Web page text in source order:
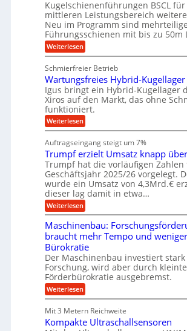
e
b
u
n
g
e
n
e
H
u
b
b
e
w
e
g
u
n
g
e
n
m
o
t
i
v
e
n
d
M
a
s
c
h
i
e
n
b
a
u
e
r
W
e
r
k
z
e
u
g
k
r
e
i
s
a
u
f
Kugelschienenführungen BSCL
mittleren Leistungsbereich
Neu im Programm sind mehrteilige
Führungsschienen mit bis zu 50m
Weiterlesen:
K
g
e
l
s
c
h
i
e
e
n
f
ü
h
r
u
n
g
e
B
S
C
L
w
e
i
t
e
e
Schmierfreier Betrieb
Wartungsfreies Hybrid-Kugellager
Igus bringt ein Hybrid-Kugellager
Xiros auf den Markt, das ohne
funktioniert.
Weiterlesen:
W
r
t
u
n
g
s
f
r
e
i
e
s
H
y
b
r
i
d
-
u
g
Auftragseingang steigt um 7%
Trumpf erzielt Umsatz knapp
Trumpf hat die vorläufigen Zahlen
Geschäftsjahr 2025/26 vorgelegt.
wurde ein Umsatz von 4,3Mrd.€
dieser lag damit in etwa…
Weiterlesen:
T
u
m
p
f
e
r
z
i
e
t
U
Maschinenbau:
braucht mehr Tempo und weniger
Bürokratie
Der Maschinenbau investiert
Forschung, wird aber durch
Förderbürokratie ausgebremst.
Weiterlesen:
M
s
c
Mit 3 Metern Reichweite
Kompakte Ultraschallsensoren